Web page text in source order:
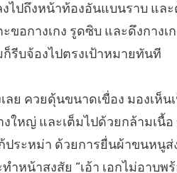
ไปถึงหน้าท้องอันแบนราบ แล
ขอกางเกง รูดซิบ และดึงกางเ
รีบจ้องไปตรงเป้าหมายทันที
ลย ควยดุ้นขนาดเขื่อง มองเห็น
ใหญ่ และเต็มไปด้วยกล้ามเนื้
ระหม่า ด้วยการยื่นผ้าขนหนูส่
ทำหน้าสงสัย “เอ้า เอกไม่อาบ